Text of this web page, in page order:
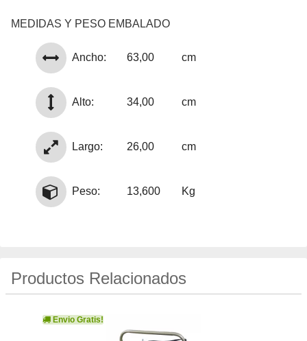
MEDIDAS Y PESO EMBALADO
Ancho: 63,00 cm
Alto: 34,00 cm
Largo: 26,00 cm
Peso: 13,600 Kg
Productos Relacionados
Envio Gratis!